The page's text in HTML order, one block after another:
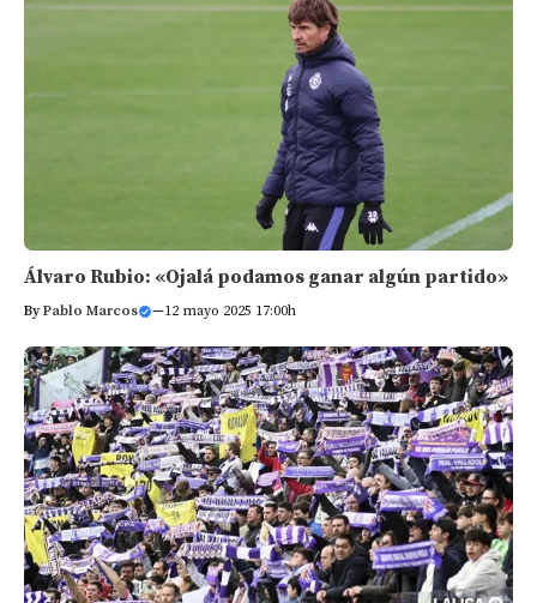
Álvaro Rubio: «Ojalá podamos ganar algún partido»
ByPablo Marcos —12 mayo 2025 17:00h